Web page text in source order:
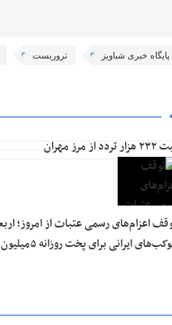
پایگاه خبری شباویز تروریست
از مرز مهران
اعزام‌‌های رسمی عتبات از امروز؛
ایرانی برای پخت روزانه ۵میلیون پرس غذا آماده می‌شوند